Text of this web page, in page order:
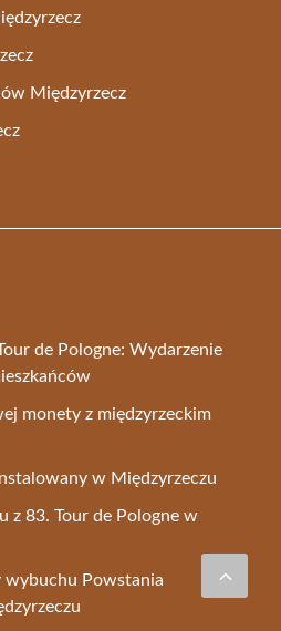
Międzyrzecz
de Pologne: Wydarzenie
monety z międzyrzeckim
w Międzyrzeczu
z 83. Tour de Pologne w
Powstania